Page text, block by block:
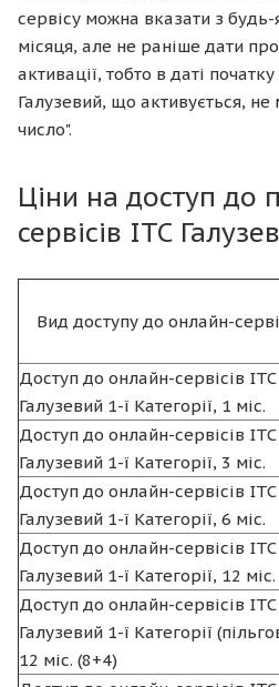
сервісу можна вказати з будь-
місяця, але не раніше дати
активації, тобто в даті початку
Галузевий, що активується,
число".
Ціни на доступ до
сервісів ІТС
Вид доступу до онлайн-
Доступ до онлайн-сервісів ІТС
Галузевий 1-ї Категорії, 1 міс.
Доступ до онлайн-сервісів ІТС
Галузевий 1-ї Категорії, 3 міс.
Доступ до онлайн-сервісів ІТС
Галузевий 1-ї Категорії, 6 міс.
Доступ до онлайн-сервісів ІТС
Галузевий 1-ї Категорії, 12 міс.
Доступ до онлайн-сервісів ІТС
Галузевий 1-ї Категорії
12 міс. (8+4)